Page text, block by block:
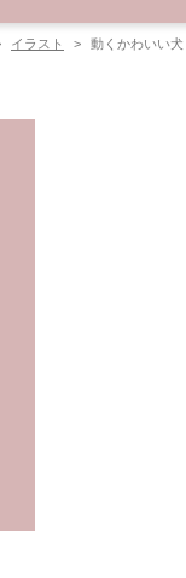
イラスト 動くかわいい